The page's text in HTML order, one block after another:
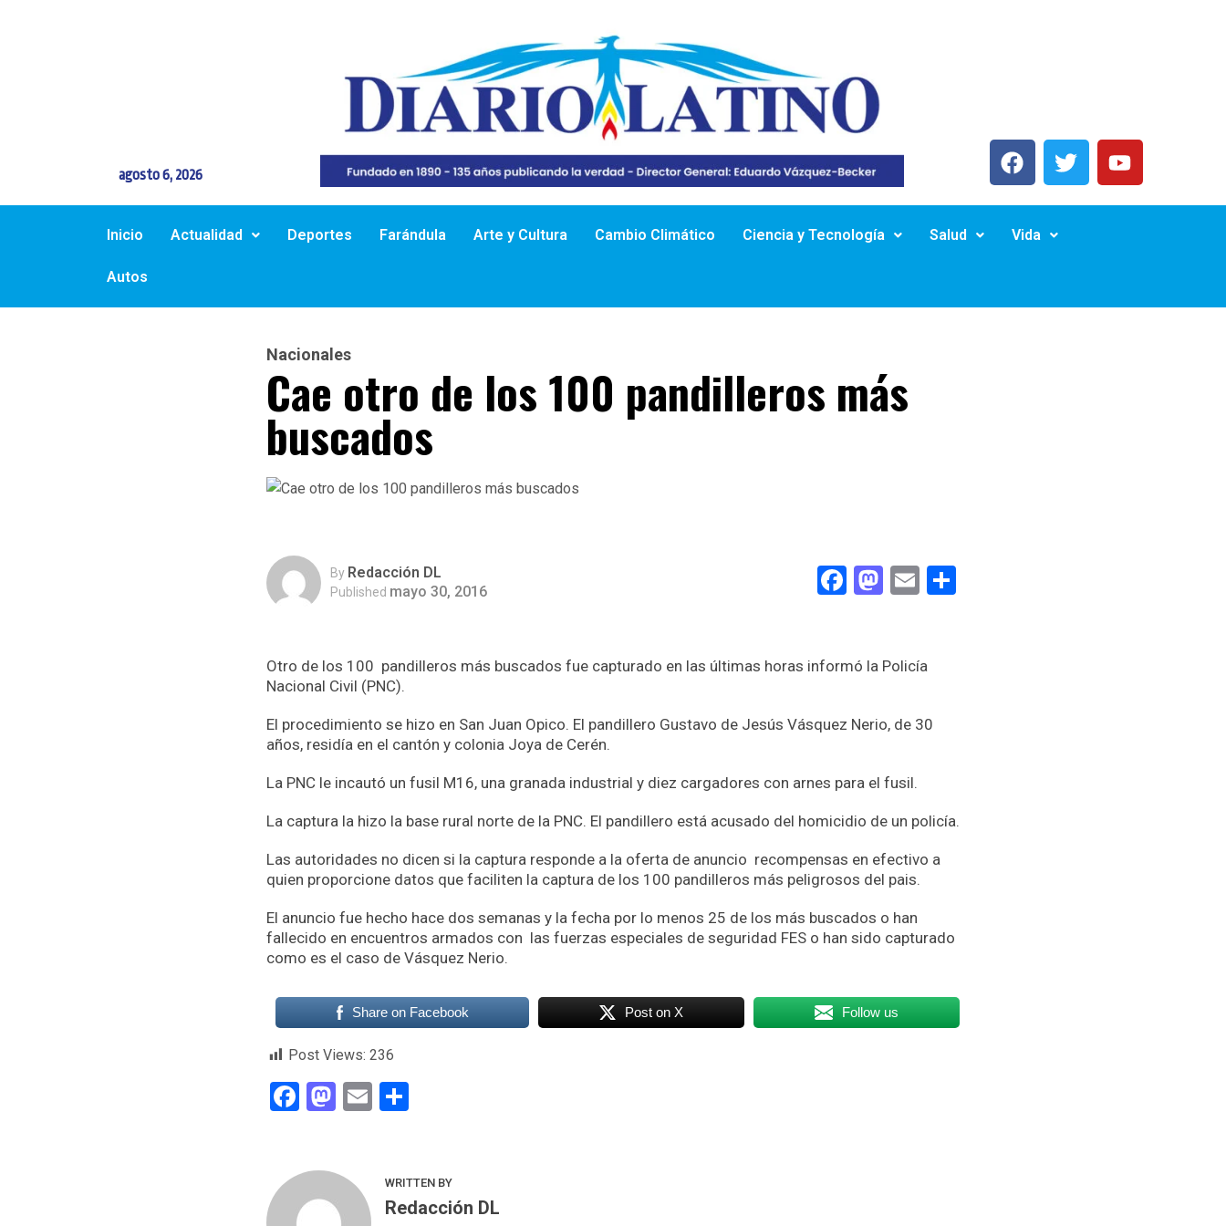
agosto 6, 2026
Inicio Actualidad Deportes Farándula Arte y Cultura Cambio Climático Ciencia y Tecnología Salud Vida
Autos
Nacionales
Cae otro de los 100 pandilleros más
buscados
By Redacción DL
Published mayo 30, 2016 Facebook
Mastodon
Email
Otro de los 100 pandilleros más buscados fue capturado en las últimas horas informó la Policía
Nacional Civil (PNC).
El procedimiento se hizo en San Juan Opico. El pandillero Gustavo de Jesús Vásquez Nerio, de 30
años, residía en el cantón y colonia Joya de Cerén.
La PNC le incautó un fusil M16, una granada industrial y diez cargadores con arnes para el fusil.
La captura la hizo la base rural norte de la PNC. El pandillero está acusado del homicidio de un policía.
Las autoridades no dicen si la captura responde a la oferta de anuncio recompensas en efectivo a
quien proporcione datos que faciliten la captura de los 100 pandilleros más peligrosos del pais.
El anuncio fue hecho hace dos semanas y la fecha por lo menos 25 de los más buscados o han
fallecido en encuentros armados con las fuerzas especiales de seguridad FES o han sido capturado
como es el caso de Vásquez Nerio.
Share on Facebook Post on X Follow us
Post Views: 236
Facebook
Mastodon
Email
WRITTEN BY
Redacción DL